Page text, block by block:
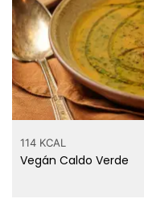
114 KCAL
Vegán Caldo Verde